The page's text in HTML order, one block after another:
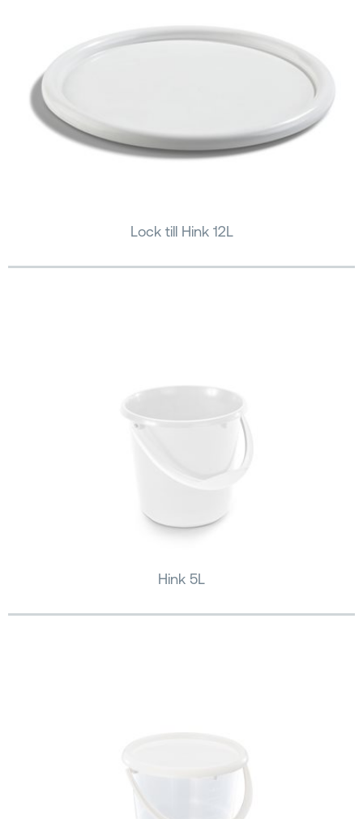
Lock till Hink 12L
Hink 5L